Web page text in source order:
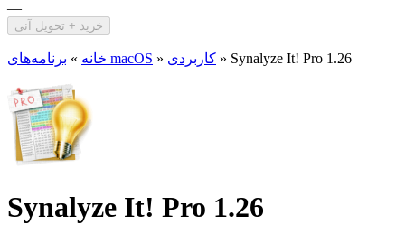
—
خرید + تحویل آنی
خانه » برنامه‌های macOS » کاربردی » Synalyze It! Pro 1.26
Synalyze It! Pro 1.26